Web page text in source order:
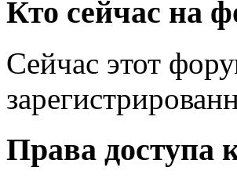
Кто сейчас на
Сейчас этот
Права доступа